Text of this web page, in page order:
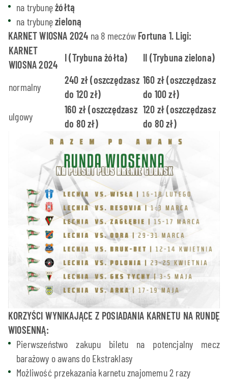
na trybunężółtą
na trybunęzieloną
KARNET WIOSNA 2024 na 8 meczów Fortuna 1. Ligi:
KARNET
WIOSNA 2024
I (Trybuna żółta) II (Trybuna zielona)
normalny
240 zł (oszczędzasz
do 120 zł)
160 zł (oszczędzasz
do 100 zł)
ulgowy
160 zł (oszczędzasz
do 80 zł)
120 zł (oszczędzasz
do 80 zł)
KORZYŚCI WYNIKAJĄCE Z POSIADANIA KARNETU NA RUNDĘ
WIOSENNĄ:
Pierwszeństwo zakupu biletu na potencjalny mecz
barażowy o awans do Ekstraklasy
Możliwość przekazania karnetu znajomemu 2 razy